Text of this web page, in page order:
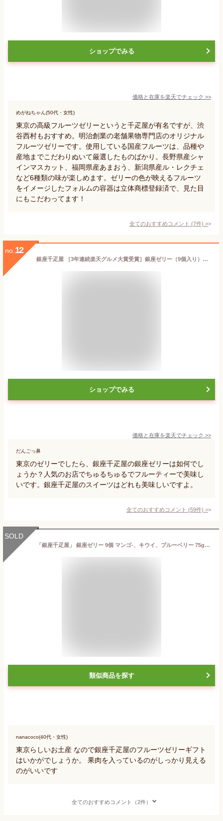
ショップでみる
価格と在庫を楽天でチェック >>
めがねちゃん(50代・女性)
東京の高級フルーツゼリーというと千疋屋が有名ですが、渋
谷西村もおすすめ。明治創業の老舗果物専門店のオリジナル
フルーツゼリーです。使用している国産フルーツは、品種や
産地までこだわりぬいて厳選したものばかり。長野県産シャ
インマスカット、福岡県産あまおう、新潟県産ル・レクチェ
など6種類の味が楽しめます。ゼリーの色が映えるフルーツ
をイメージしたフォルムの容器は立体商標登録済で、見た目
にもこだわってます！
全てのおすすめコメント (7件) >
no. 12
銀座千疋屋 ［3年連続楽天グルメ大賞受賞］銀座ゼリー（9個入り）［［送料無料］［ポイント2倍］～ お中元 御中元 父の日 母の日 ゼリー ギフト 詰め合わせ 贈り物 フルーツ スイーツ プレゼント お菓子 内祝い 誕生日 お祝い 御礼 快気内祝 千疋屋 ～
ショップでみる
価格と在庫を楽天でチェック >>
だんごっ鼻
東京のゼリーでしたら、銀座千疋屋の銀座ゼリーは如何でし
ょうか？人気のお店でちゅるちゅるでフルーティーで美味し
いです。銀座千疋屋のスイーツはどれも美味しいですよ。
全てのおすすめコメント (59件) >
SOLD
「銀座千疋屋」 銀座ゼリー 9個 マンゴ-、キウイ、ブルーベリー 75g×各2個、ラ・フランス、グレープフルーツ、さくらんぼ 75g×各1個 計9個 洋スイーツ 東京都 プレゼント ギフト 贈り物 贈答 記念日 人気 熨斗対応 名入れ 送料無料 産地直送 内祝い
類似商品を探す
nanacoco(40代・女性)
東京らしいお土産 なので銀座千疋屋のフルーツゼリーギフト
はいかがでしょうか。 果肉を入っているのがしっかり見える
のがいいです
全てのおすすめコメント（2件）